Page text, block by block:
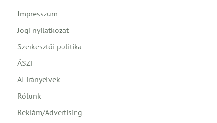
Impresszum
Jogi nyilatkozat
Szerkesztői politika
ÁSZF
AI irányelvek
Rólunk
Reklám/Advertising